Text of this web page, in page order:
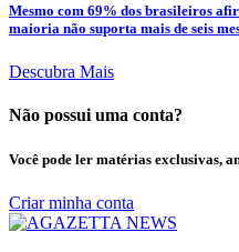
Mesmo com 69% dos brasileiros
maioria não suporta mais de seis
Descubra Mais
Não possui uma conta?
Você pode ler matérias exclusivas,
Criar minha conta